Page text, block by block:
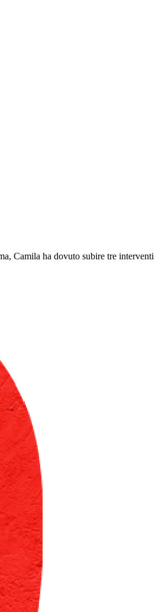
Camila ha dovuto subire tre interventi